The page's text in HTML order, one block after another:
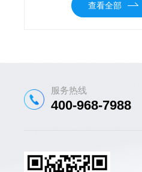
查看全部
服务热线
400-968-7988